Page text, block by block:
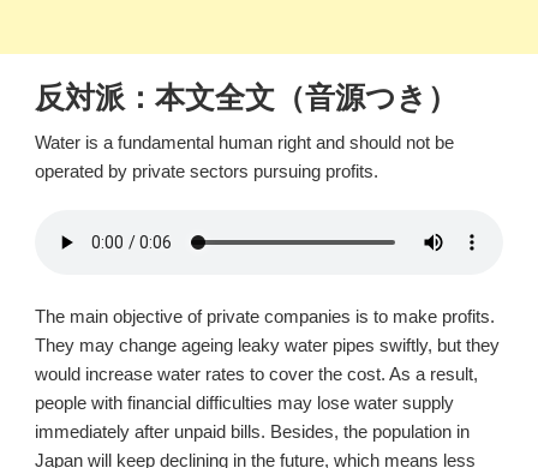
反対派：本文全文（音源つき）
Water is a fundamental human right and should not be
operated by private sectors pursuing profits.
The main objective of private companies is to make profits.
They may change ageing leaky water pipes swiftly, but they
would increase water rates to cover the cost. As a result,
people with financial difficulties may lose water supply
immediately after unpaid bills. Besides, the population in
Japan will keep declining in the future, which means less